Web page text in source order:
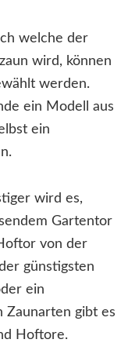
welche der
wird, können
werden.
ein Modell aus
ein
wird es,
Gartentor
von der
günstigsten
ein
Zaunarten gibt es
Hoftore.